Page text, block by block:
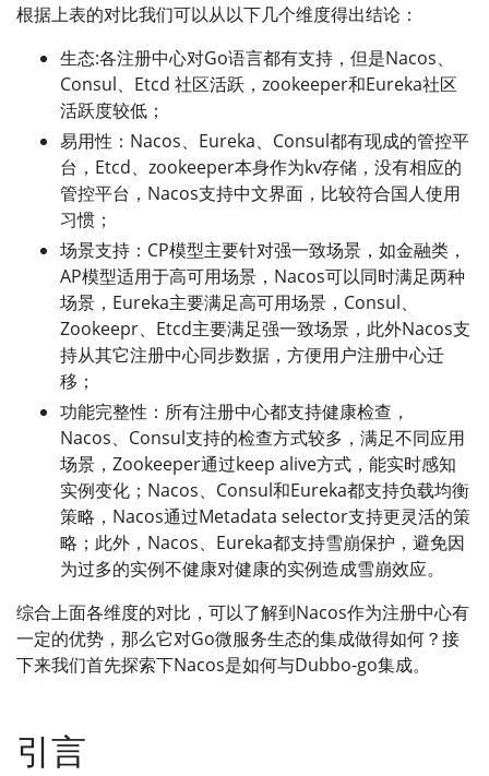
根据上表的对比我们可以从以下几个维度得出结论：
生态:各注册中心对Go语言都有支持，但是Nacos、
Consul、Etcd 社区活跃，zookeeper和Eureka社区
活跃度较低；
易用性：Nacos、Eureka、Consul都有现成的管控平
台，Etcd、zookeeper本身作为kv存储，没有相应的
管控平台，Nacos支持中文界面，比较符合国人使用
习惯；
场景支持：CP模型主要针对强一致场景，如金融类，
AP模型适用于高可用场景，Nacos可以同时满足两种
场景，Eureka主要满足高可用场景，Consul、
Zookeepr、Etcd主要满足强一致场景，此外Nacos支
持从其它注册中心同步数据，方便用户注册中心迁
移；
功能完整性：所有注册中心都支持健康检查，
Nacos、Consul支持的检查方式较多，满足不同应用
场景，Zookeeper通过keep alive方式，能实时感知
实例变化；Nacos、Consul和Eureka都支持负载均衡
策略，Nacos通过Metadata selector支持更灵活的策
略；此外，Nacos、Eureka都支持雪崩保护，避免因
为过多的实例不健康对健康的实例造成雪崩效应。
综合上面各维度的对比，可以了解到Nacos作为注册中心有
一定的优势，那么它对Go微服务生态的集成做得如何？接
下来我们首先探索下Nacos是如何与Dubbo-go集成。
引言